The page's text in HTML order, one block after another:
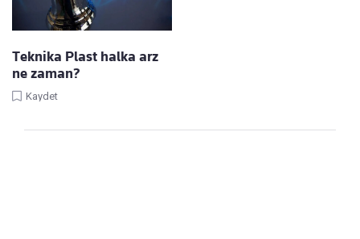
Teknika Plast halka arz
ne zaman?
Kaydet